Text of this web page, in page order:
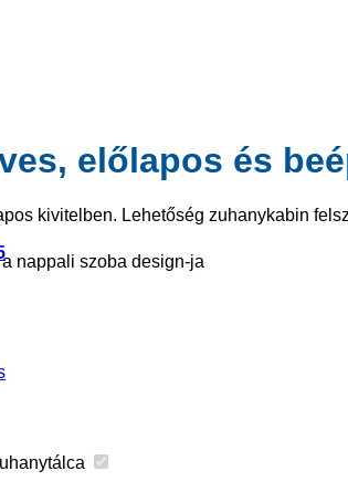
nappali szoba design-ja
előlapos és
kivitelben. Lehetőség zuhanykabin